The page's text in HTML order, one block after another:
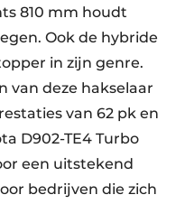
810 mm houdt
Ook de hybride
in zijn genre.
van deze hakselaar
van 62 pk en
D902-TE4 Turbo
een uitstekend
bedrijven die zich